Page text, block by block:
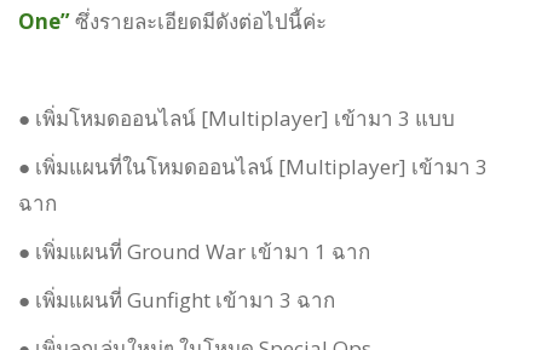
One”ซึ่งรายละเอียดมีดังต่อไปนี้ค่ะ
● เพิ่มโหมดออนไลน์ [Multiplayer] เข้ามา 3 แบบ
● เพิ่มแผนที่ในโหมดออนไลน์ [Multiplayer] เข้ามา 3
ฉาก
● เพิ่มแผนที่ Ground War เข้ามา 1 ฉาก
● เพิ่มแผนที่ Gunfight เข้ามา 3 ฉาก